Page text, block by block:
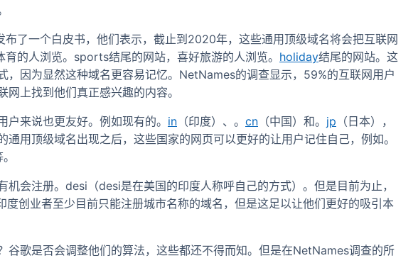
了一个白皮书，他们表示，截止到2020年，这些通用顶级域名将会把互联网
的人浏览。sports结尾的网站，喜好旅游的人浏览。 holiday结尾的网站。这
，因为显然这种域名更容易记忆。NetNames的调查显示，59%的互联网用户
上找到他们真正感兴趣的内容。
来说也更友好。例如现有的。 in （印度）、。 cn （中国）和。 jp （日本），
用顶级域名出现之后，这些国家的网页可以更好的让用户记住自己，例如。
机会注册。desi（desi是在美国的印度人称呼自己的方式）。但是目前为止，
创业者至少目前只能注册城市名称的域名，但是这足以让他们更好的吸引本
谷歌是否会调整他们的算法，这些都还不得而知。但是在NetNames调查的所